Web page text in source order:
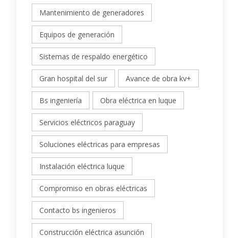
Mantenimiento de generadores
Equipos de generación
Sistemas de respaldo energético
Gran hospital del sur Avance de obra kv+
Bs ingeniería Obra eléctrica en luque
Servicios eléctricos paraguay
Soluciones eléctricas para empresas
Instalación eléctrica luque
Compromiso en obras eléctricas
Contacto bs ingenieros
Construcción eléctrica asunción